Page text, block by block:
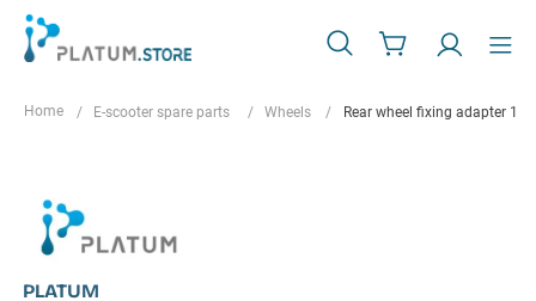
E-scooter spare parts Wheels Rear wheel fixing adapter 1
PLATUM